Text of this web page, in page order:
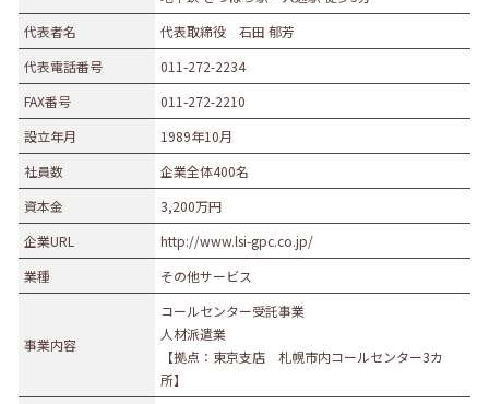
代表者名
代表取締役 石田 郁芳
代表電話番号
011-272-2234
FAX番号
011-272-2210
設立年月
1989年10月
社員数
企業全体400名
資本金
3,200万円
企業URL
http://www.lsi-gpc.co.jp/
業種
その他サービス
事業内容
コールセンター受託事業
人材派遣業
【拠点：東京支店 札幌市内コールセンター3カ
所】